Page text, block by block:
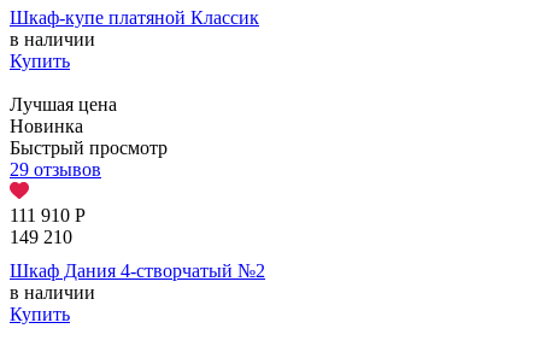
Шкаф-купе платяной Классик
в наличии
Купить
Лучшая цена
Новинка
Быстрый просмотр
29 отзывов
111 910 Р
149 210
Шкаф Дания 4-створчатый №2
в наличии
Купить